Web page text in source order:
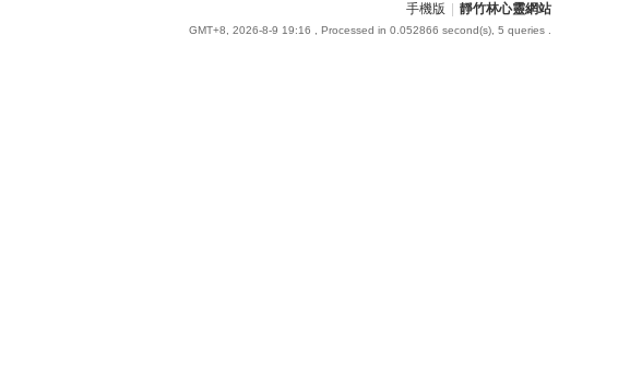
手機版 靜竹林心靈網站
GMT+8, 2026-8-9 19:16 , Processed in 0.052866 second(s), 5 queries .